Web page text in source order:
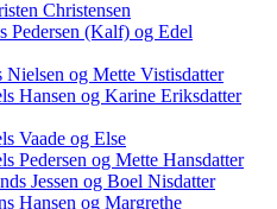
Christensen
Pedersen (Kalf) og Edel
Nielsen og Mette Vistisdatter
Hansen og Karine Eriksdatter
Vaade og Else
Pedersen og Mette Hansdatter
Jessen og Boel Nisdatter
Hansen og Margrethe